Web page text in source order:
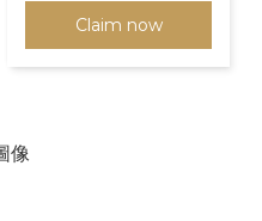
Claim now
像